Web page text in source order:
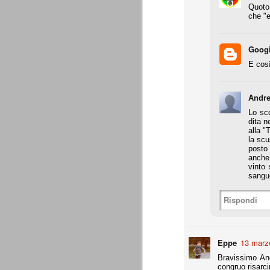
che
E
Lo
dita
alla
la
posto
vinto
Rispondi
Eppe 13
Bravissimo
congruo
Grazie, Juve. Stagione
che a metà luglio veniva dato
preparazione, metodi di allenamento,
- Supercoppa italiana: 2° posto (persa